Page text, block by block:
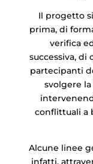
Il progetto
prima, di
verifica
successiva, di
partecipanti
svolgere
conflittuali a
Alcune linee
infatti,